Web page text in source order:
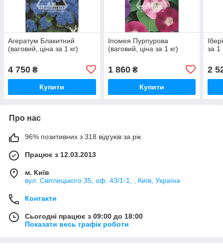
Агератум Блакитний
(ваговий, ціна за 1 кг)
4 750 ₴
Купити
Іпомея Пурпурова
(ваговий, ціна за 1 кг)
1 860₴
Купити
за 1
2
Про нас
96% позитивних з 318 відгуків за рік
Працює з 12.03.2013
м. Київ
вул. Світлицького 35, оф. 43/1-1, , Київ, Україна
Контакти
Сьогодні працює з 09:00 до 18:00
Показати весь графік роботи